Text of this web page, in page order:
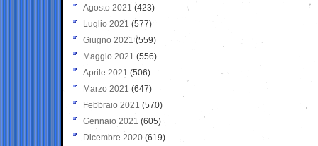
Agosto 2021 (423)
Luglio 2021 (577)
Giugno 2021(559)
Maggio 2021 (556)
Aprile 2021 (506)
Marzo 2021 (647)
Febbraio 2021 (570)
Gennaio 2021 (605)
Dicembre 2020 (619)